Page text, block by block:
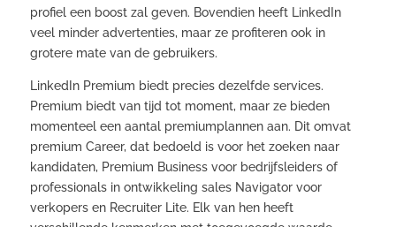
profiel een boost zal geven. Bovendien heeft LinkedIn
veel minder advertenties, maar ze profiteren ook in
grotere mate van de gebruikers.
LinkedIn Premium biedt precies dezelfde services.
Premium biedt van tijd tot moment, maar ze bieden
momenteel een aantal premiumplannen aan. Dit omvat
premium Career, dat bedoeld is voor het zoeken naar
kandidaten, Premium Business voor bedrijfsleiders of
professionals in ontwikkeling sales Navigator voor
verkopers en Recruiter Lite. Elk van hen heeft